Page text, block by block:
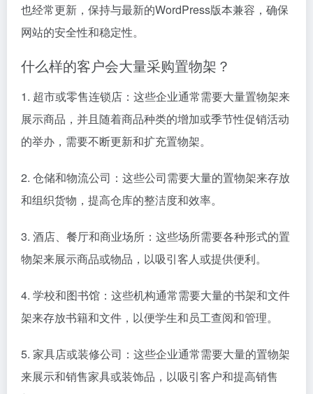
也经常更新，保持与最新的WordPress版本兼容，确保
网站的安全性和稳定性。
什么样的客户会大量采购置物架？
1. 超市或零售连锁店：这些企业通常需要大量置物架来
展示商品，并且随着商品种类的增加或季节性促销活动
的举办，需要不断更新和扩充置物架。
2. 仓储和物流公司：这些公司需要大量的置物架来存放
和组织货物，提高仓库的整洁度和效率。
3. 酒店、餐厅和商业场所：这些场所需要各种形式的置
物架来展示商品或物品，以吸引客人或提供便利。
4. 学校和图书馆：这些机构通常需要大量的书架和文件
架来存放书籍和文件，以便学生和员工查阅和管理。
5. 家具店或装修公司：这些企业通常需要大量的置物架
来展示和销售家具或装饰品，以吸引客户和提高销售